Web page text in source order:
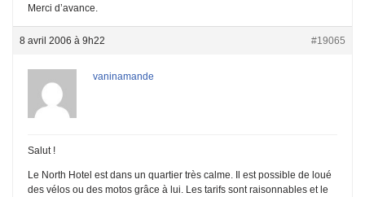
Merci d’avance.
8 avril 2006 à 9h22 #19065
vaninamande
Salut !
Le North Hotel est dans un quartier très calme. Il est possible de loué
des vélos ou des motos grâce à lui. Les tarifs sont raisonnables et le